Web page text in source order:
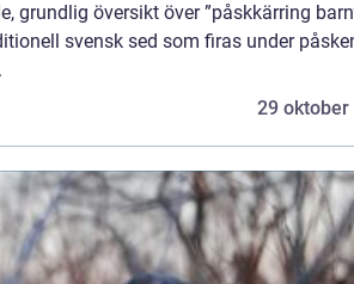
grundlig översikt över ”påskkärring
svensk sed som firas under
29 oktober